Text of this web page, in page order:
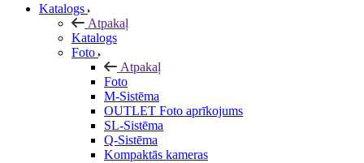
Katalogs
Atpakaļ
Katalogs
Foto
Atpakaļ
Foto
M-Sistēma
OUTLET Foto aprīkojums
SL-Sistēma
Q-Sistēma
Kompaktās kameras